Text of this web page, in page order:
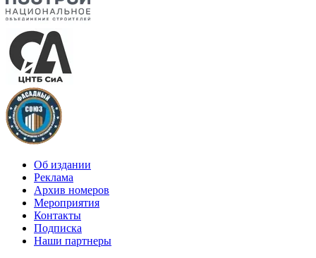
Об издании
Реклама
Архив номеров
Мероприятия
Контакты
Подписка
Наши партнеры